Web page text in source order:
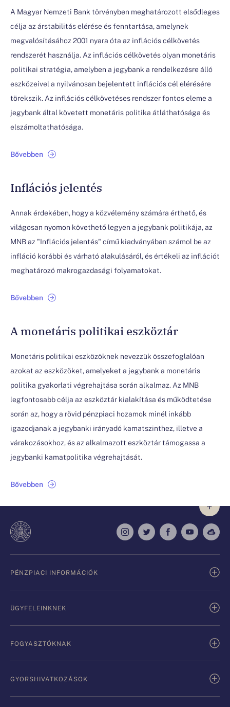
A Magyar Nemzeti Bank törvényben meghatározott elsődleges
célja az árstabilitás elérése és fenntartása, amelynek
megvalósításához 2001 nyara óta az inflációs célkövetés
rendszerét használja. Az inflációs célkövetés olyan monetáris
politikai stratégia, amelyben a jegybank a rendelkezésre álló
eszközeivel a nyilvánosan bejelentett inflációs cél elérésére
törekszik. Az inflációs célkövetéses rendszer fontos eleme a
jegybank által követett monetáris politika átláthatósága és
elszámoltathatósága.
Bővebben
Inflációs jelentés
Annak érdekében, hogy a közvélemény számára érthető, és
világosan nyomon követhető legyen a jegybank politikája, az
MNB az "Inflációs jelentés" című kiadványában számol be az
infláció korábbi és várható alakulásáról, és értékeli az inflációt
meghatározó makrogazdasági folyamatokat.
Bővebben
A monetáris politikai eszköztár
Monetáris politikai eszközöknek nevezzük összefoglalóan
azokat az eszközöket, amelyeket a jegybank a monetáris
politika gyakorlati végrehajtása során alkalmaz. Az MNB
legfontosabb célja az eszköztár kialakítása és működtetése
során az, hogy a rövid pénzpiaci hozamok minél inkább
igazodjanak a jegybanki irányadó kamatszinthez, illetve a
várakozásokhoz, és az alkalmazott eszköztár támogassa a
jegybanki kamatpolitika végrehajtását.
Bővebben
PÉNZPIACI INFORMÁCIÓK
ÜGYFELEINKNEK
FOGYASZTÓKNAK
GYORSHIVATKOZÁSOK